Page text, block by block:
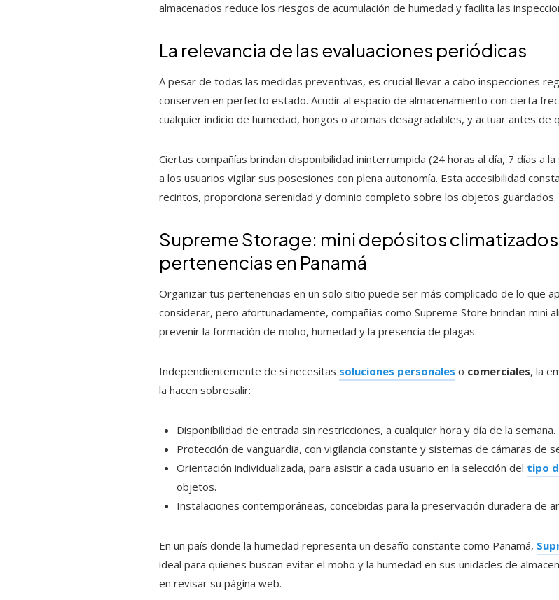
almacenados reduce los riesgos de acumulación de humedad y facilita las
La relevancia de las evaluaciones periódicas
A pesar de todas las medidas preventivas, es crucial llevar a cabo inspecciones
conserven en perfecto estado. Acudir al espacio de almacenamiento con cierta
cualquier indicio de humedad, hongos o aromas desagradables, y actuar antes
Ciertas compañías brindan disponibilidad ininterrumpida (24 horas al día, 7 días a
a los usuarios vigilar sus posesiones con plena autonomía. Esta accesibilidad
recintos, proporciona serenidad y dominio completo sobre los objetos guardados.
Supreme Storage: mini depósitos
pertenencias en Panamá
Organizar tus pertenencias en un solo sitio puede ser más complicado de lo que
considerar, pero afortunadamente, compañías como Supreme Store brindan mini
prevenir la formación de moho, humedad y la presencia de plagas.
Independientemente de si necesitas soluciones personales o comerciales, la
la hacen sobresalir:
Disponibilidad de entrada sin restricciones, a cualquier hora y día de la semana.
Protección de vanguardia, con vigilancia constante y sistemas de cámaras de
Orientación individualizada, para asistir a cada usuario en la selección del tipo
objetos.
Instalaciones contemporáneas, concebidas para la preservación duradera de
En un país donde la humedad representa un desafío constante como Panamá,
ideal para quienes buscan evitar el moho y la humedad en sus unidades de
en revisar su página web.